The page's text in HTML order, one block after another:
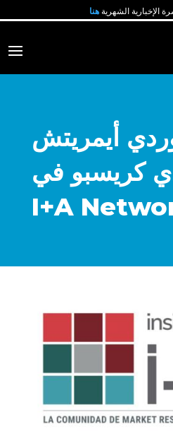
الإخبارية الشهرية هنا
أيمريتش
كريسبو في
I+A